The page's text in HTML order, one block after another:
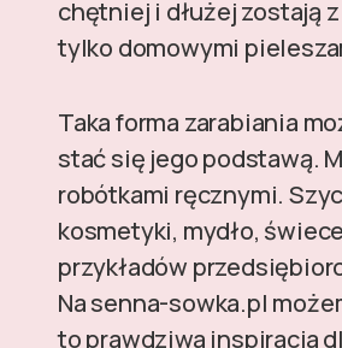
chętniej i dłużej zostają
tylko domowymi
Taka forma zarabiania
stać się jego podstawą.
robótkami ręcznymi.
kosmetyki, mydło,
przykładów
Na senna-sowka.pl
to prawdziwa inspiracja